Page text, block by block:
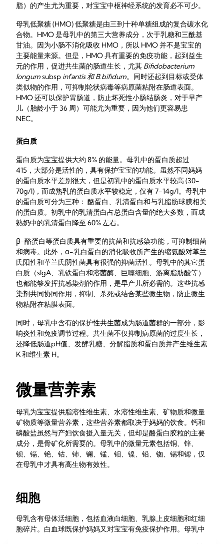
脂）的产生尤为重要，对宝宝中枢神经系统的发育必不可少。
母乳低聚糖 (HMO) 低聚糖是由三到十种单糖组成的复合碳水化
合物。HMO 是母乳中的第三大营养成分，次于乳糖和三酰基
甘油。因为小肠不消化吸收 HMO，所以 HMO 并不是宝宝的
主要能量来源。但是，HMO 具有重要的免疫功能，起到益生
元的作用，促进共生菌的肠道生长，尤其 Bifidobacterium
longumsubsp infantis 和 B.bifidum。同时还起到目标或受体
类似物的作用，可抑制轮状病毒等病原菌粘附在肠道表面。
HMO 还可以保护胃肠道，防止坏死性小肠结肠炎，对于早产
儿（胎龄小于 36 周）可能尤为重要，因为他们更容易患
NEC。
蛋白质
蛋白质为宝宝提供大约 8% 的能量。母乳中的蛋白质超过
415，大部分是活性的，具有保护宝宝的功能。虽然不同妈妈
的蛋白质水平差别很大，但是初乳中的蛋白质水平较高 (30-
70g/l)，而成熟乳的蛋白质水平较稳定，仅有 7-14g/l。母乳中
的蛋白质可分为三种： 酪蛋白、乳清蛋白和与乳脂肪球膜相关
的蛋白质。初乳中的乳清蛋白占总蛋白含量的绝大多数，而成
熟奶中的乳清蛋白降至 60% 左右。
β-酪蛋白等蛋白质具有重要的抗菌和抗感染功能，可抑制细菌
和病毒。此外，α-乳白蛋白的消化吸收所产生的缩氨酸对革兰
氏阳性和革兰氏阴性菌具有很强的抑菌活性。母乳中的其它蛋
白质（sIgA、乳铁蛋白和溶菌酶、巨噬细胞、游离脂肪酸等）
也都能够发挥抗感染剂的作用，是早产儿所必需的。这些抗感
染剂共同协同作用，抑制、杀死或结合某些微生物，防止微生
物粘附在粘膜表面。
同时，母乳中含有的保护性共生菌成为肠道菌群的一部分，影
响炎性和免疫调节过程。共生菌不仅抑制病原菌的过度生长，
还降低肠道pH值、发酵乳糖、分解脂质和蛋白质并产生维生素
K 和维生素 H。
微量营养素
母乳为宝宝提供脂溶性维生素、水溶性维生素、矿物质和微量
矿物质等微量营养素，这些营养素都取决于妈妈的饮食。钙和
磷酸盐虽然与产妇饮食摄入量无关，但却是酪蛋白胶粒的主要
成分，是骨矿化所需要的。母乳中的微量元素包括铜、锌、
钡、镉、铯、钴、铈、镧、锰、钼、镍、铅、铷、锡和锶，仅
在母乳中才具有高生物有效性。
细胞
母乳含有母体活细胞，包括血液白细胞、乳腺上皮细胞和红细
胞碎片。白血球既保护妈妈又对宝宝有免疫保护作用。母乳中